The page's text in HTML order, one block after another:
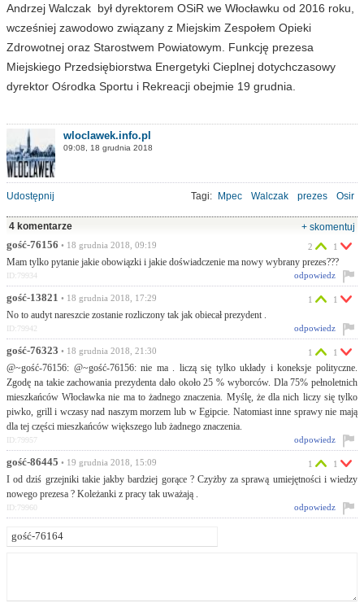
Andrzej Walczak był dyrektorem OSiR we Włocławku od 2016 roku,
wcześniej zawodowo związany z Miejskim Zespołem Opieki
Zdrowotnej oraz Starostwem Powiatowym. Funkcję prezesa
Miejskiego Przedsiębiorstwa Energetyki Cieplnej dotychczasowy
dyrektor Ośrodka Sportu i Rekreacji obejmie 19 grudnia.
wloclawek.info.pl
09:08, 18 grudnia 2018
Udostępnij Tagi: Mpec Walczak prezes Osir
4 komentarze
+ skomentuj
gość-76156 • 18 grudnia 2018, 09:19
Mam tylko pytanie jakie obowiązki i jakie doświadczenie ma nowy wybrany prezes???
2 1
odpowiedz
ID:79934
gość-13821 • 18 grudnia 2018, 17:29
No to audyt nareszcie zostanie rozliczony tak jak obiecał prezydent .
1 1
odpowiedz
ID:79942
gość-76323 • 18 grudnia 2018, 21:30
@~gość-76156: @~gość-76156: nie ma . liczą się tylko układy i koneksje polityczne.
Zgodę na takie zachowania prezydenta dało około 25 % wyborców. Dla 75% pełnoletnich
mieszkańców Włocławka nie ma to żadnego znaczenia. Myślę, że dla nich liczy się tylko
piwko, grill i wczasy nad naszym morzem lub w Egipcie. Natomiast inne sprawy nie mają
dla tej części mieszkańców większego lub żadnego znaczenia.
1 1
odpowiedz
ID:79957
gość-86445 • 19 grudnia 2018, 15:09
I od dziś grzejniki takie jakby bardziej gorące ? Czyżby za sprawą umiejętności i wiedzy
nowego prezesa ? Koleżanki z pracy tak uważają .
1 1
odpowiedz
ID:79960